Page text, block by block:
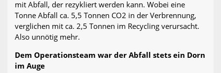
mit Abfall, der rezykliert werden kann. Wobei eine
Tonne Abfall ca. 5,5 Tonnen CO2 in der Verbrennung,
verglichen mit ca. 2,5 Tonnen im Recycling verursacht.
Also unnötig mehr.
Dem Operationsteam war der Abfall stets ein Dorn
im Auge